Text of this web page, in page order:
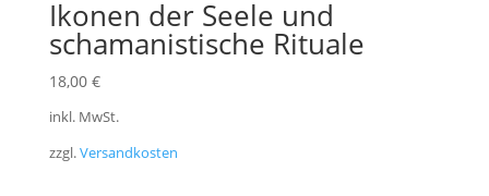
Ikonen der Seele und
schamanistische Rituale
18,00 €
inkl. MwSt.
zzgl.Versandkosten